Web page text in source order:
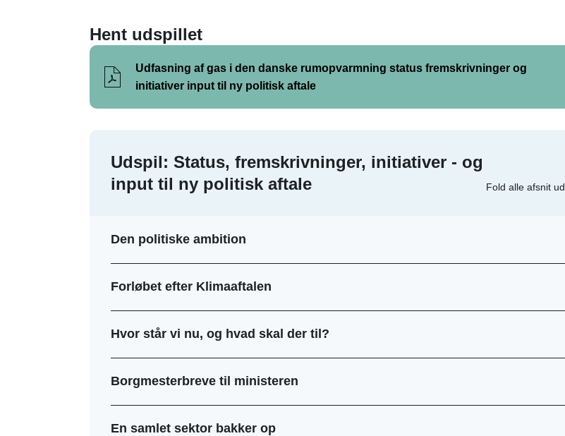
Hent udspillet
Udfasning af gas i den danske rumopvarmning status fremskrivninger og
initiativer input til ny politisk aftale
Udspil: Status, fremskrivninger, initiativer - og
input til ny politisk aftale
Fold alle afsnit ud
Den politiske ambition
Forløbet efter Klimaaftalen
Hvor står vi nu, og hvad skal der til?
Borgmesterbreve til ministeren
En samlet sektor bakker op